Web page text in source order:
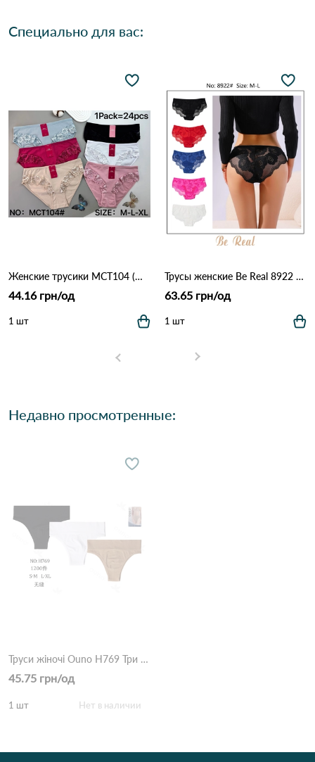
Специально для вас:
Женские трусики MCT104 (M–XL) 12B Разные цвета
44.16 грн/од
1 шт
Трусы женские Be Real 8922 3C Различные цвета
63.65 грн/од
1 шт
Недавно просмотренные:
Труси жіночі Ouno H769 Три цвета
45.75 грн/од
1 шт Нет в наличии